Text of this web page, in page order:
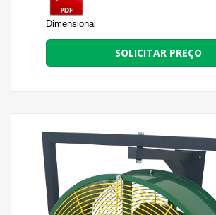
Dimensional
SOLICITAR PREÇO